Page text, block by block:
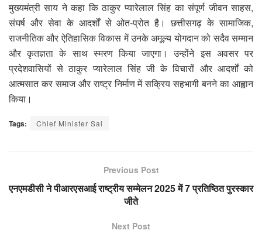
मुख्यमंत्री साय ने कहा कि ठाकुर प्यारेलाल सिंह का संपूर्ण जीवन साहस,
संघर्ष और सेवा के आदर्शों से ओत-प्रोत है। छत्तीसगढ़ के सामाजिक,
राजनीतिक और ऐतिहासिक विकास में उनके अमूल्य योगदान को सदैव सम्मान
और कृतज्ञता के साथ स्मरण किया जाएगा। उन्होंने इस अवसर पर
प्रदेशवासियों से ठाकुर प्यारेलाल सिंह जी के विचारों और आदर्शों को
आत्मसात कर समाज और राष्ट्र निर्माण में सक्रिय सहभागी बनने का आह्वान
किया।
Tags: Chief Minister Sai
Previous Post
एनएमडीसी ने पीआरएसआई राष्ट्रीय सम्मेलन 2025 में 7 प्रतिष्ठित पुरस्कार
जीते
Next Post